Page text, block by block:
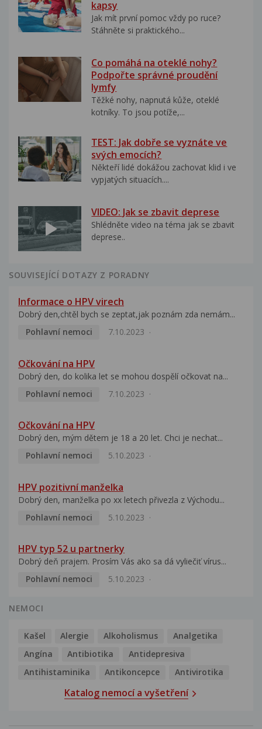
kapsy
Jak mít první pomoc vždy po ruce?
Stáhněte si praktického...
Co pomáhá na oteklé nohy?
Podpořte správné proudění
lymfy
Těžké nohy, napnutá kůže, oteklé
kotníky. To jsou potíže,...
TEST: Jak dobře se vyznáte ve
svých emocích?
Někteří lidé dokážou zachovat klid i ve
vypjatých situacích....
VIDEO: Jak se zbavit deprese
Shlédněte video na téma jak se zbavit
deprese..
SOUVISEJÍCÍ DOTAZY Z PORADNY
Informace o HPV virech
Dobrý den,chtěl bych se zeptat,jak poznám zda nemám...
Pohlavní nemoci
7.10.2023
Očkování na HPV
Dobrý den, do kolika let se mohou dospělí očkovat na...
Pohlavní nemoci
7.10.2023
Očkování na HPV
Dobrý den, mým dětem je 18 a 20 let. Chci je nechat...
Pohlavní nemoci
5.10.2023
HPV pozitivní manželka
Dobrý den, manželka po xx letech přivezla z Východu...
Pohlavní nemoci
5.10.2023
HPV typ 52 u partnerky
Dobrý deň prajem. Prosím Vás ako sa dá vyliečiť vírus...
Pohlavní nemoci
5.10.2023
NEMOCI
Kašel Alergie Alkoholismus
Analgetika
Angína
Antibiotika
Antidepresiva
Antihistaminika
Antikoncepce Antivirotika
Katalog nemocí a vyšetření